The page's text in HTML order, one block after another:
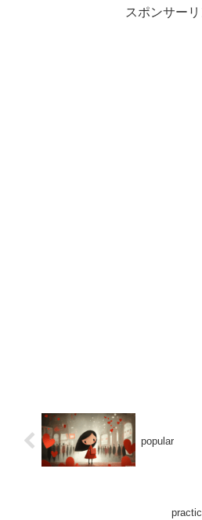
スポンサーリ
popular